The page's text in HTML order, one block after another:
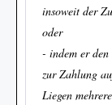
insoweit der
oder
- indem er den
zur Zahlung
Liegen